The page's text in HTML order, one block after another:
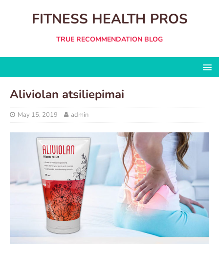
FITNESS HEALTH PROS
TRUE RECOMMENDATION BLOG
Aliviolan atsiliepimai
May 15, 2019 admin